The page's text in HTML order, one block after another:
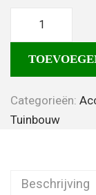
Categorieën:
Tuinbouw
Beschrijving